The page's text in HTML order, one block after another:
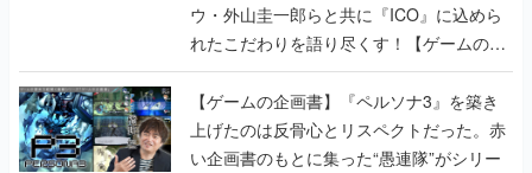
ウ・外山圭一郎らと共に『ICO』に込めら
れたこだわりを語り尽くす！【ゲームの企
画書】
【ゲームの企画書】『ペルソナ3』を築き
上げたのは反骨心とリスペクトだった。赤
い企画書のもとに集った“愚連隊”がシリー